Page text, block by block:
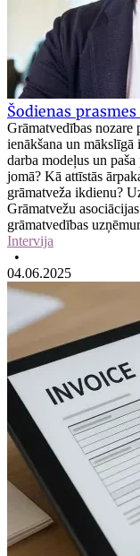
Šodienas
Grāmatvedības nozare
ienākšana un
darba modeļus un
jomā? Kā attīstās
grāmatveža ikdienu?
Grāmatvežu
grāmatvedības
Intervija
•
04.06.2025